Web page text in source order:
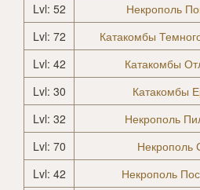
Lvl: 52
Некрополь
Lvl: 72
Катакомбы
Lvl: 42
Катакомбы
Lvl: 30
Катакомбы
Lvl: 32
Некрополь
Lvl: 70
Некрополь
Lvl: 42
Некрополь